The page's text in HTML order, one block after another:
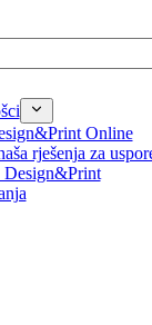
Online
rješenja za
Design&Print